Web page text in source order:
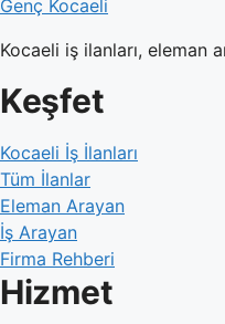
Genç Kocaeli
Kocaeli iş ilanları, eleman
Keşfet
Kocaeli İş İlanları
Tüm İlanlar
Eleman Arayan
İş Arayan
Firma Rehberi
Hizmet